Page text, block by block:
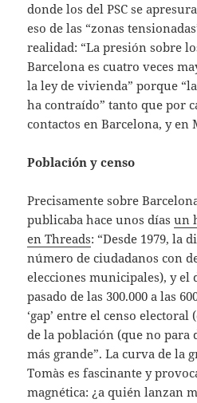
donde los del PSC se
eso de las “zonas
realidad: “La presión sobre
Barcelona es cuatro veces
la ley de vivienda” porque
ha contraído” tanto que por
contactos en Barcelona, y en
Población y censo
Precisamente sobre
publicaba hace unos díasun
en Threads: “Desde 1979, la
número de ciudadanos con
elecciones municipales), y el
pasado de las 300.000 a las
‘gap’ entre el censo
de la población (que no para
más grande”. La curva de la
Tomàs es fascinante y
magnética: ¿a quién lanzan